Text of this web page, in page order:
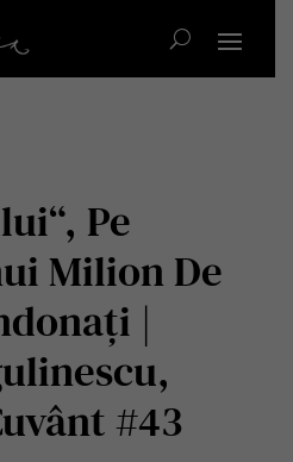
Pe
Milion De
|
#43